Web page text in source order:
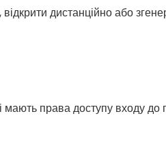
дистанційно або
мають права доступу входу до